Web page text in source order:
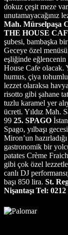
dokuz çeşit meze
unutamayacağınız
Mah. Mürselpaşa
THE HOUSE
şubesi, bambaşka
Geceye özel
eşliğinde eğlencenin
House Cafe olacak.
humus, çiya
lezzet olaraksa
risotto gibi şahane
tuzlu karamel yer
ücreti. Yıldız Mah.
99 25. SPAGO
Spago, yılbaşı
Miron’un
gastronomik bir
patates Crème
gibi çok özel
canlı DJ
başı 850 lira. St.
Nişantaşı Tel: 0212